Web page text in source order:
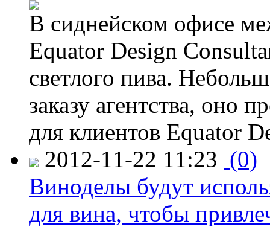
В сиднейском офисе
Equator Design
светлого пива.
заказу агентства, оно
для клиентов Equator
2012-11-22 11:23 (0)
Виноделы будут
для вина, чтобы